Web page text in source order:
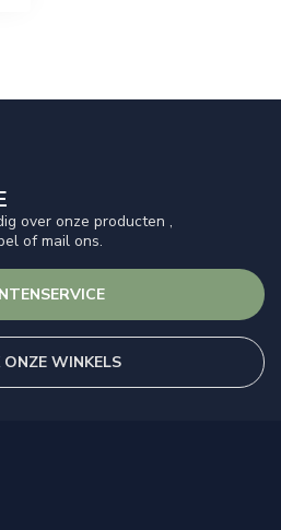
over onze producten ,
of mail ons.
ONZE WINKELS